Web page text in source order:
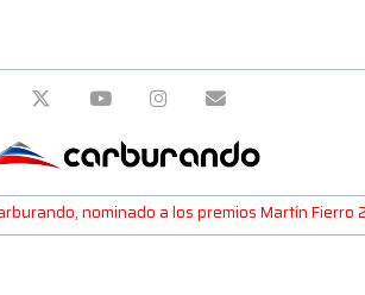
nominado a los premios Martín Fierro